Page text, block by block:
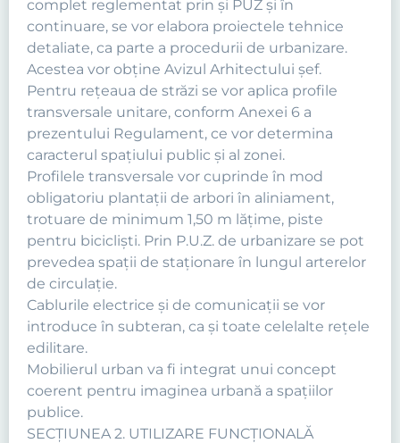
complet reglementat prin şi PUZ şi în
continuare, se vor elabora proiectele tehnice
detaliate, ca parte a procedurii de urbanizare.
Acestea vor obține Avizul Arhitectului șef.
Pentru reţeaua de străzi se vor aplica profile
transversale unitare, conform Anexei 6 a
prezentului Regulament, ce vor determina
caracterul spaţiului public şi al zonei.
Profilele transversale vor cuprinde în mod
obligatoriu plantaţii de arbori în aliniament,
trotuare de minimum 1,50 m lăţime, piste
pentru biciclişti. Prin P.U.Z. de urbanizare se pot
prevedea spaţii de staţionare în lungul arterelor
de circulaţie.
Cablurile electrice şi de comunicaţii se vor
introduce în subteran, ca şi toate celelalte reţele
edilitare.
Mobilierul urban va fi integrat unui concept
coerent pentru imaginea urbană a spaţiilor
publice.
SECŢIUNEA 2. UTILIZARE FUNCŢIONALĂ